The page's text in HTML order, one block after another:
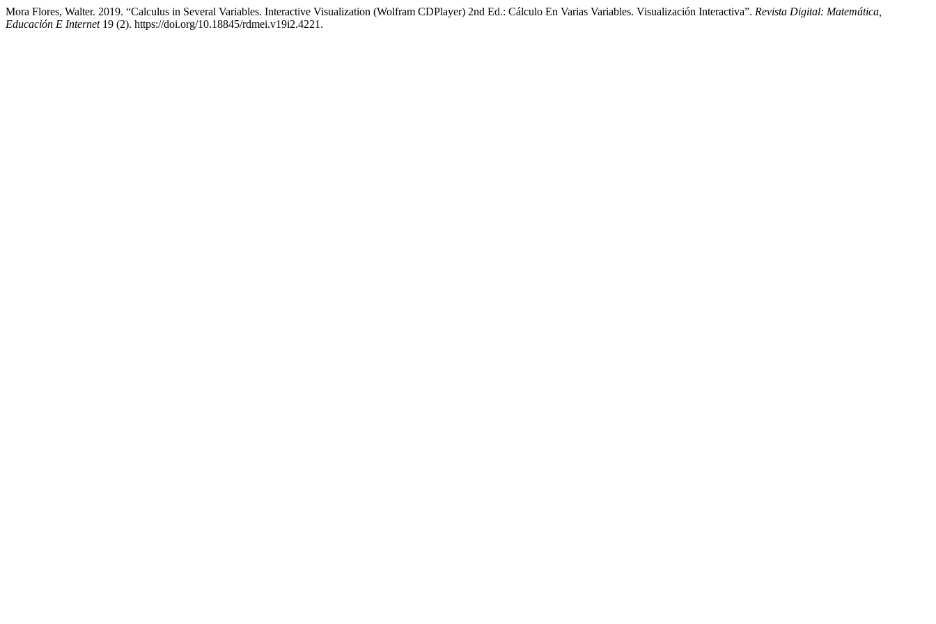
Mora Flores, Walter. 2019. “Calculus in Several Variables. Interactive Visualization (Wolfram CDPlayer) 2nd Ed.: Cálculo En Varias Variables. Visualización Interactiva”. Revista Digital: Matemática,
Educación E Internet19 (2). https://doi.org/10.18845/rdmei.v19i2.4221.